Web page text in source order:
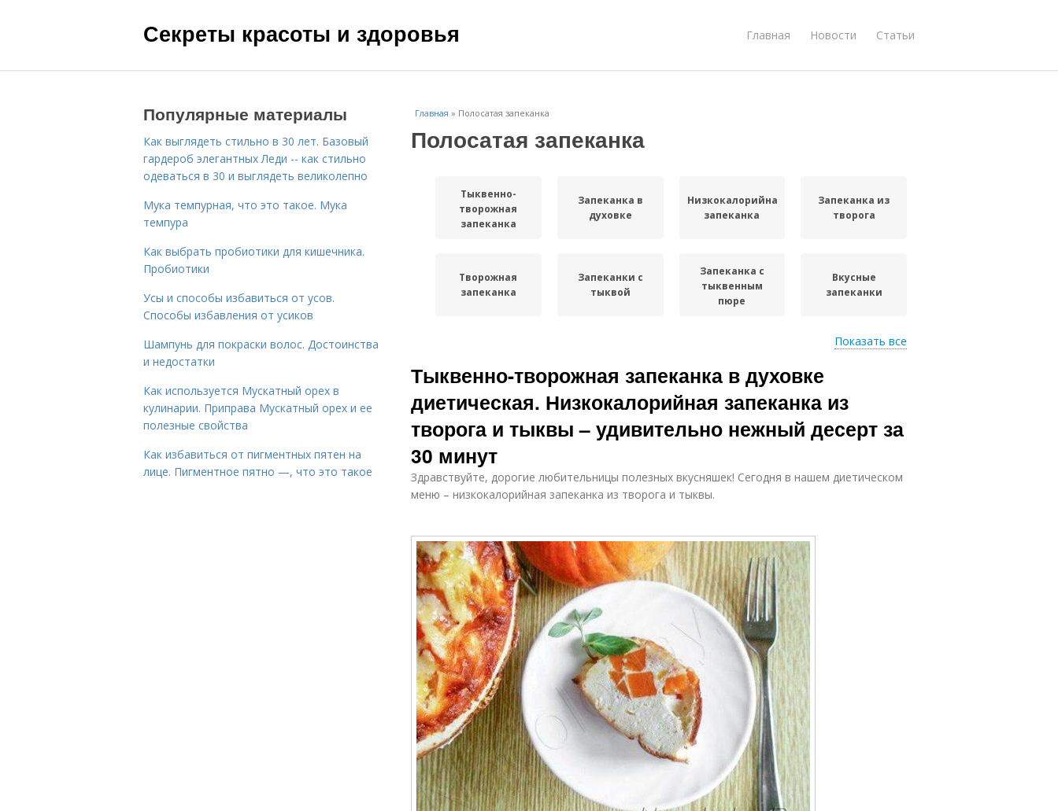
Секреты красоты и здоровья Главная Новости Статьи
Главная » Полосатая запеканка
Полосатая запеканка
Тыквенно-
творожная
запеканка
Запеканка в
духовке
Низкокалорийная
запеканка
Запеканка из
творога
Творожная
запеканка
Запеканки с
тыквой
Запеканка с
тыквенным
пюре
Вкусные
запеканки
тыквой
запеканка
яблоками
Запеканки с
Запеканка с
Тыквенная
Показать все
Тыквенно-творожная запеканка в духовке
диетическая. Низкокалорийная запеканка из
творога и тыквы – удивительно нежный десерт за
30 минут
Здравствуйте, дорогие любительницы полезных вкусняшек! Сегодня в нашем диетическом
меню – низкокалорийная запеканка из творога и тыквы.
Популярные материалы
Как выглядеть стильно в 30 лет. Базовый
гардероб элегантных Леди -- как стильно
одеваться в 30 и выглядеть великолепно
Мука темпурная, что это такое. Мука
темпура
Как выбрать пробиотики для кишечника.
Пробиотики
Усы и способы избавиться от усов.
Способы избавления от усиков
Шампунь для покраски волос. Достоинства
и недостатки
Как используется Мускатный орех в
кулинарии. Приправа Мускатный орех и ее
полезные свойства
Как избавиться от пигментных пятен на
лице. Пигментное пятно —, что это такое